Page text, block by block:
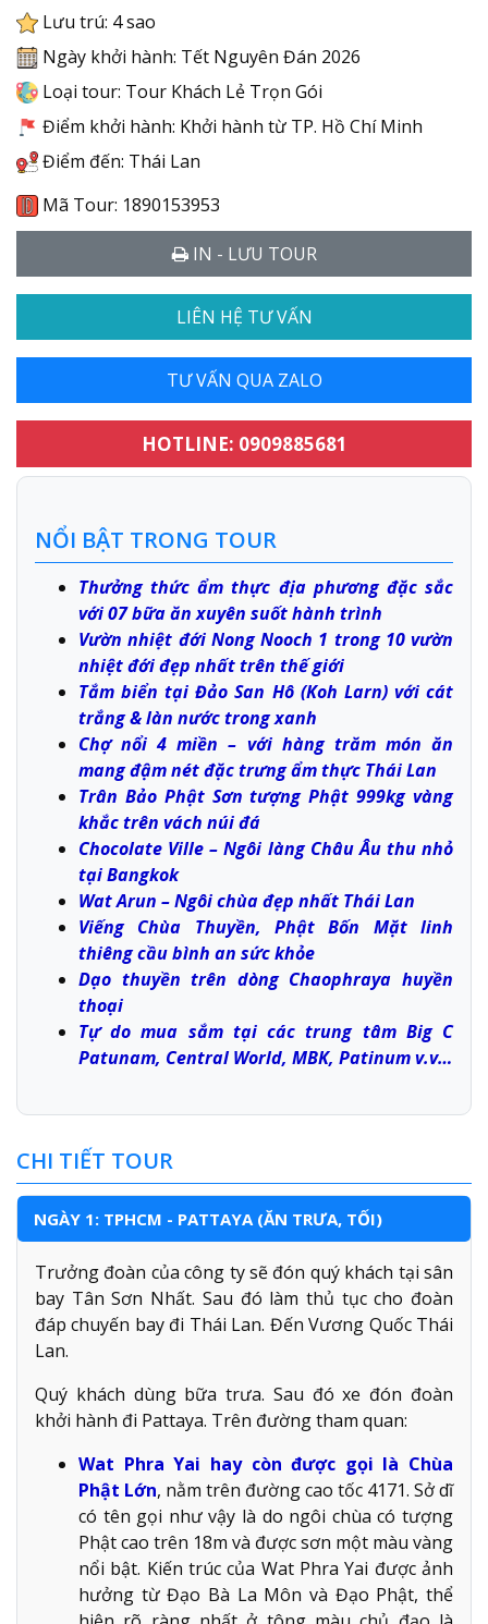
Lưu trú: 4 sao
Ngày khởi hành: Tết Nguyên Đán 2026
Loại tour: Tour Khách Lẻ Trọn Gói
Điểm khởi hành: Khởi hành từ TP. Hồ Chí Minh
Điểm đến: Thái Lan
Mã Tour: 1890153953
IN - LƯU TOUR
LIÊN HỆ TƯ VẤN
TƯ VẤN QUA ZALO
HOTLINE: 0909885681
NỔI BẬT TRONG TOUR
Thưởng thức ẩm thực địa phương đặc sắc
với 07 bữa ăn xuyên suốt hành trình
Vườn nhiệt đới Nong Nooch 1 trong 10 vườn
nhiệt đới đẹp nhất trên thế giới
Tắm biển tại Đảo San Hô (Koh Larn) với cát
trắng & làn nước trong xanh
Chợ nổi 4 miền – với hàng trăm món ăn
mang đậm nét đặc trưng ẩm thực Thái Lan
Trân Bảo Phật Sơn tượng Phật 999kg vàng
khắc trên vách núi đá
Chocolate Ville – Ngôi làng Châu Âu thu nhỏ
tại Bangkok
Wat Arun – Ngôi chùa đẹp nhất Thái Lan
Viếng Chùa Thuyền, Phật Bốn Mặt linh
thiêng cầu bình an sức khỏe
Dạo thuyền trên dòng Chaophraya huyền
thoại
Tự do mua sắm tại các trung tâm Big C
Patunam, Central World, MBK, Patinum v.v…
CHI TIẾT TOUR
NGÀY 1: TPHCM - PATTAYA (ĂN TRƯA, TỐI)
Trưởng đoàn của công ty sẽ đón quý khách tại sân
bay Tân Sơn Nhất. Sau đó làm thủ tục cho đoàn
đáp chuyến bay đi Thái Lan. Đến Vương Quốc Thái
Lan.
Quý khách dùng bữa trưa. Sau đó xe đón đoàn
khởi hành đi Pattaya. Trên đường tham quan:
Wat Phra Yai hay còn được gọi là Chùa
Phật Lớn, nằm trên đường cao tốc 4171. Sở dĩ
có tên gọi như vậy là do ngôi chùa có tượng
Phật cao trên 18m và được sơn một màu vàng
nổi bật. Kiến trúc của Wat Phra Yai được ảnh
hưởng từ Đạo Bà La Môn và Đạo Phật, thể